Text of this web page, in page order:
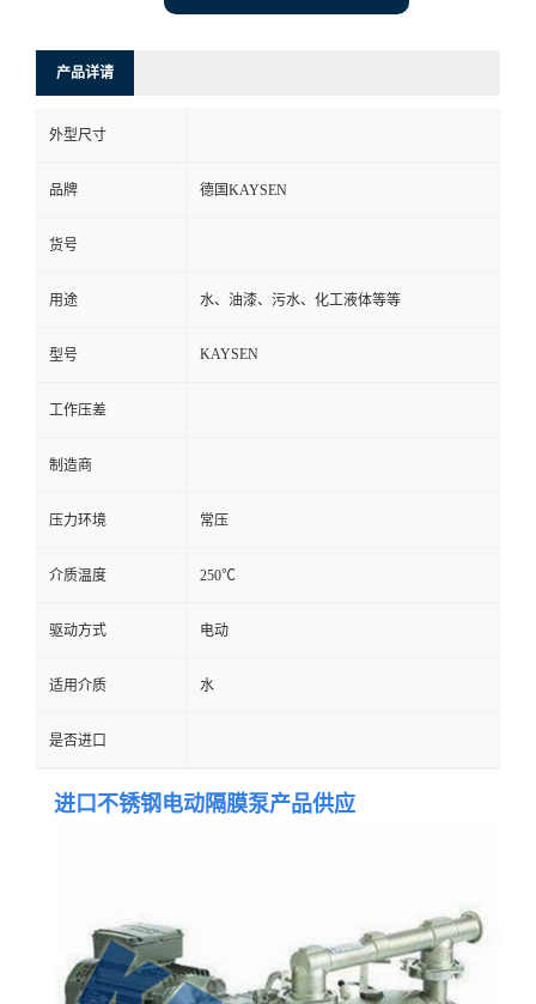
产品详请
外型尺寸
品牌 德国KAYSEN
货号
用途 水、油漆、污水、化工液体等等
型号 KAYSEN
工作压差
制造商
压力环境 常压
介质温度 250℃
驱动方式 电动
适用介质 水
是否进口
进口不锈钢电动隔膜泵产品供应